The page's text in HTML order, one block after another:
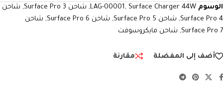
الوسوم
LAG-00001, Surface Charger 44W
, شاحن Surface Pro 3 , شاحن
Surface Pro 4
, شاحن Surface Pro 5 , شاحن Surface Pro 6 , شاحن
Surface Pro 7
, شاحن مايكروسوفت
أضف إلى المفضلة مقارنة